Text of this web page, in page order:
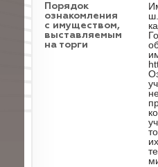
Порядок
ознакомления
с имуществом,
выставляемым
на торги